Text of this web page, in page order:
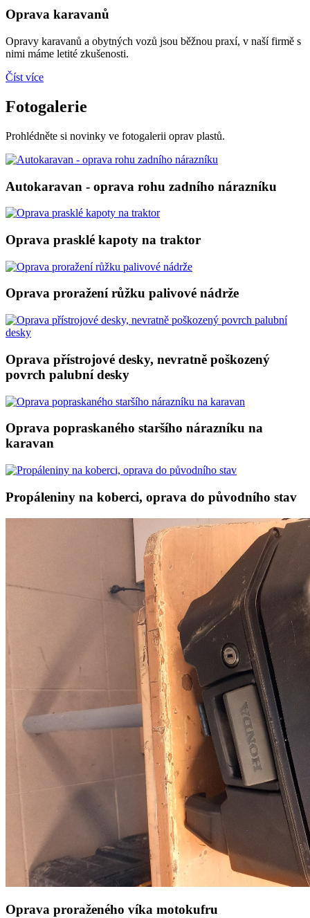
Oprava karavanů
Opravy karavanů a obytných vozů jsou běžnou praxí, v naší firmě s
nimi máme letité zkušenosti.
Číst více
Fotogalerie
Prohlédněte si novinky ve fotogalerii oprav plastů.
Autokaravan - oprava rohu zadního nárazníku
Oprava prasklé kapoty na traktor
Oprava proražení růžku palivové nádrže
Oprava přístrojové desky, nevratně poškozený
povrch palubní desky
Oprava popraskaného staršího nárazníku na
karavan
Propáleniny na koberci, oprava do původního stav
Oprava proraženého víka motokufru